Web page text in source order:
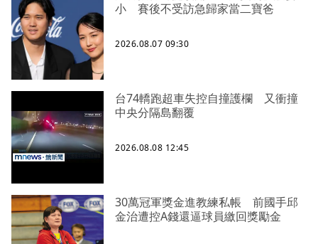
小 賽後不受訪急歸家當二寶爸
2026.08.07 09:30
台74轎跑超車失控自撞護欄 又衝撞
中央分隔島翻覆
2026.08.08 12:45
30萬冠軍獎金進教練私帳 前國手邱
金治遭控A錢還逼球員繳回獎勵金